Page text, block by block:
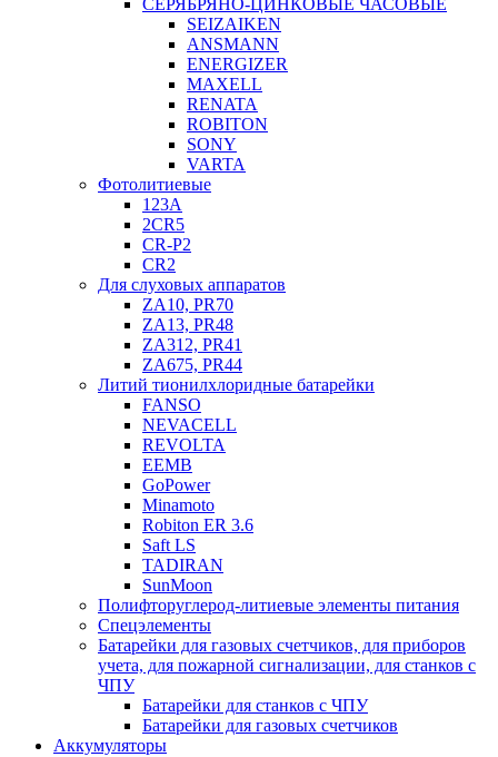
СЕРЯБРЯНО-ЦИНКОВЫЕ ЧАСОВЫЕ
SEIZAIKEN
ANSMANN
ENERGIZER
MAXELL
RENATA
ROBITON
SONY
VARTA
Фотолитиевые
123A
2CR5
CR-P2
CR2
Для слуховых аппаратов
ZA10, PR70
ZA13, PR48
ZA312, PR41
ZA675, PR44
Литий тионилхлоридные батарейки
FANSO
NEVACELL
REVOLTA
EEMB
GoPower
Minamoto
Robiton ER 3.6
Saft LS
TADIRAN
SunMoon
Полифторуглерод-литиевые элементы питания
Спецэлементы
Батарейки для газовых счетчиков, для приборов
учета, для пожарной сигнализации, для станков с
ЧПУ
Батарейки для станков с ЧПУ
Батарейки для газовых счетчиков
Аккумуляторы